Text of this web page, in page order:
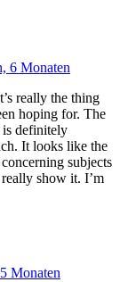
6 Monaten
really the thing
hoping for. The
is definitely
It looks like the
subjects
show it. I’m
Monaten